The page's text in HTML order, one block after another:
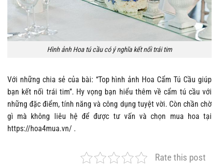
Hình ảnh Hoa tú cầu có ý nghĩa kết nối trái tim
Với những chia sẻ của bài: “Top hình ảnh Hoa Cẩm Tú Cầu giúp
bạn kết nối trái tim”. Hy vọng bạn hiểu thêm về cẩm tú cầu với
những đặc điểm, tính năng và công dụng tuyệt vời. Còn chần chờ
gì mà không liêu hệ để được tư vấn và chọn mua hoa tại
https://hoa4mua.vn/ .
Rate this post